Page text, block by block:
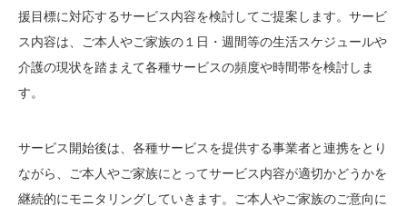
援目標に対応するサービス内容を検討してご提案します。 サービ
ス内容は、ご本人やご家族の１日・週間等の生活スケジュールや
介護の現状を踏まえて各種サービスの頻度や時間帯を検討しま
す。
サービス開始後は、各種サービスを提供する事業者と連携をとり
ながら、ご本人やご家族にとってサービス内容が適切かどうかを
継続的にモニタリングしていきます。ご本人やご家族のご意向に